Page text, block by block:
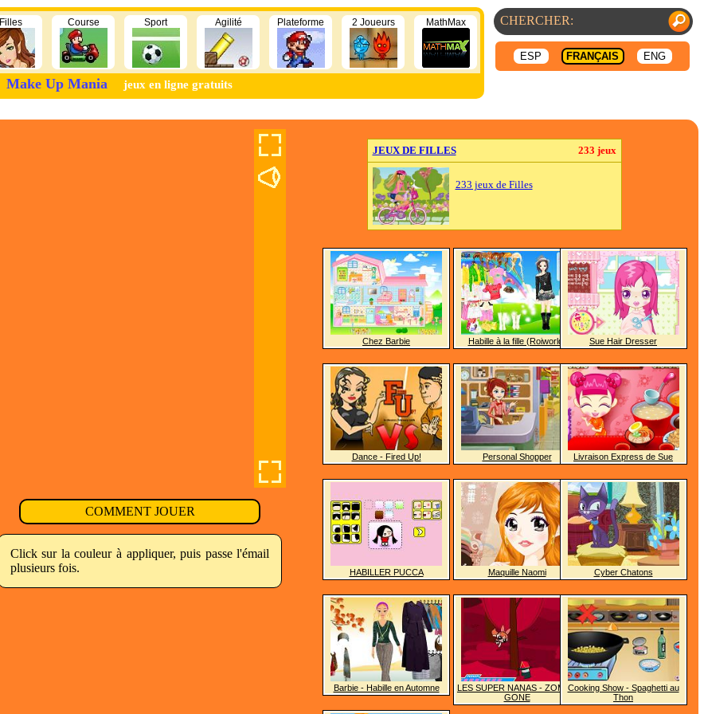
ESP FRANÇAIS ENG
Filles Course Sport Agilité Plateforme 2 Joueurs MathMax
Make Up Mania jeux en ligne gratuits
COMMENT JOUER
Click sur la couleur à appliquer, puis passe l'émail
plusieurs fois.
JEUX DE FILLES 233 jeux
233 jeux de Filles
Chez Barbie
Dance - Fired Up!
HABILLER PUCCA
Barbie - Habille en Automne
Habille à la fille (Roiworld)
Personal Shopper
Maquille Naomi
LES SUPER NANAS - ZOM-B-
GONE
Sue Hair Dresser
Livraison Express de Sue
Cyber Chatons
Cooking Show - Spaghetti au
Thon